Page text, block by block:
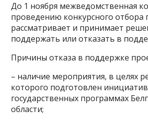
До 1 ноября межведомственная
проведению конкурсного отбора
рассматривает и принимает
поддержать или отказать в
Причины отказа в поддержке
– наличие мероприятия, в целях
которого подготовлен
государственных программах
области;